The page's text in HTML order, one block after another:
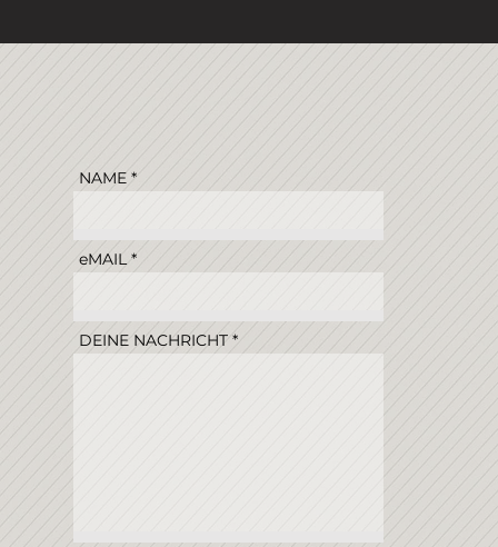
NAME
eMAIL
DEINE NACHRICHT